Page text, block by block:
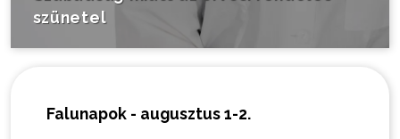
szünetel
Falunapok - augusztus 1-2.